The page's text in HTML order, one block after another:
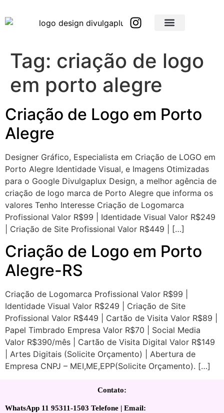
Tag: criação de logo
em porto alegre
Criação de Logo em Porto
Alegre
Designer Gráfico, Especialista em Criação de LOGO em
Porto Alegre Identidade Visual, e Imagens Otimizadas
para o Google Divulgaplux Design, a melhor agência de
criação de logo marca de Porto Alegre que informa os
valores Tenho Interesse Criação de Logomarca
Profissional Valor R$99 | Identidade Visual Valor R$249
| Criação de Site Profissional Valor R$449 | […]
Criação de Logo em Porto
Alegre-RS
Criação de Logomarca Profissional Valor R$99 |
Identidade Visual Valor R$249 | Criação de Site
Profissional Valor R$449 | Cartão de Visita Valor R$89 |
Papel Timbrado Empresa Valor R$70 | Social Media
Valor R$390/mês | Cartão de Visita Digital Valor R$149
| Artes Digitais (Solicite Orçamento) | Abertura de
Empresa CNPJ – MEI,ME,EPP(Solicite Orçamento). […]
Contato:
WhatsApp 11 95311-1503 Telefone | Email: